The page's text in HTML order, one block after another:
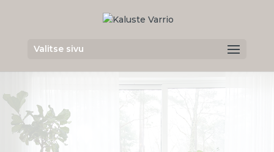
Valitse sivu